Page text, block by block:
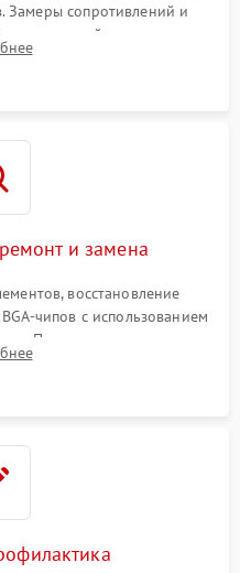
Замеры сопротивлений и
цепей питания,
и видеочипа.
и замена
восстановление
чипов с использованием
Прошивка микросхемы
портов USB